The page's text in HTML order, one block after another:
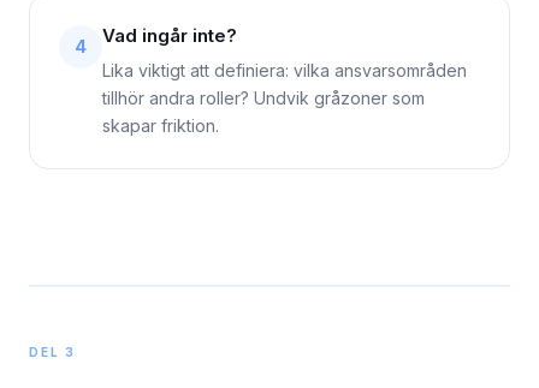
4 Vad ingår inte?
Lika viktigt att definiera: vilka ansvarsområden
tillhör andra roller? Undvik gråzoner som
skapar friktion.
DEL 3